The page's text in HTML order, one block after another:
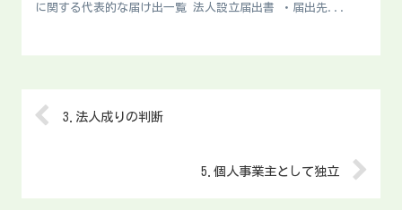
に関する代表的な届け出一覧 法人設立届出書 ・届出先...
3.法人成りの判断
5.個人事業主として独立